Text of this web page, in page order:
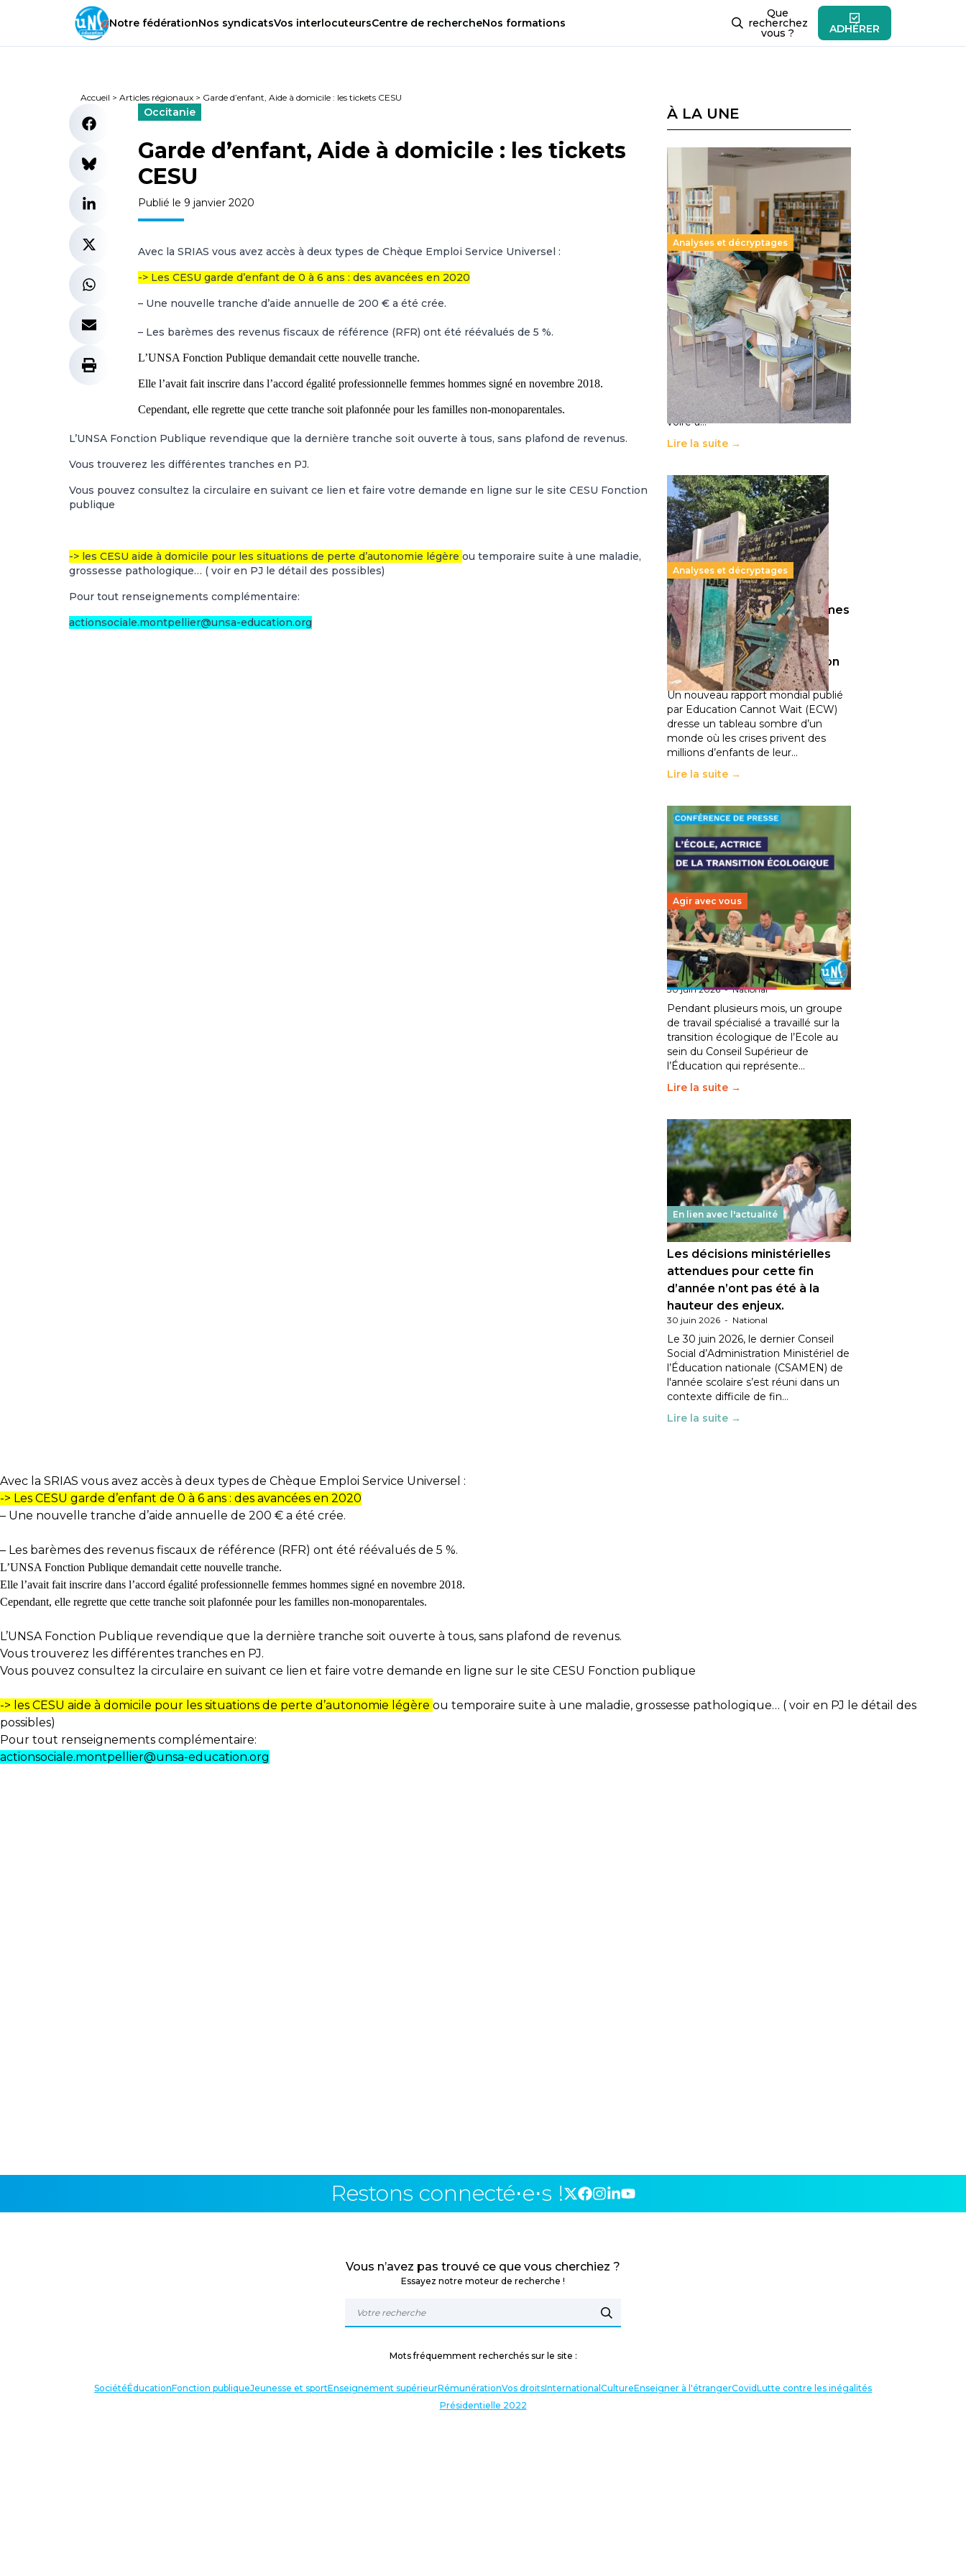
Notre fédérationNos syndicatsVos interlocuteursCentre de rechercheNos formations
Que
recherchez
vous ? ADHÉRER
Accueil > Articles régionaux > Garde d’enfant, Aide à domicile : les tickets CESU
Occitanie
Garde d’enfant, Aide à domicile : les tickets
CESU
Publié le 9 janvier 2020
Avec la SRIAS vous avez accès à deux types de Chèque Emploi Service Universel :
-> Les CESU garde d’enfant de 0 à 6 ans : des avancées en 2020
– Une nouvelle tranche d’aide annuelle de 200 € a été crée.
– Les barèmes des revenus fiscaux de référence (RFR) ont été réévalués de 5 %.
L’UNSA Fonction Publique deman­dait cette nou­velle tran­che.
Elle l’avait fait ins­crire dans l’accord égalité pro­fes­sion­nelle femmes hommes signé en novem­bre 2018.
Cependant, elle regrette que cette tran­che soit pla­fon­née pour les famil­les non-mono­pa­ren­ta­les.
L’UNSA Fonction Publique revendique que la dernière tranche soit ouverte à tous, sans plafond de revenus.
Vous trouverez les différentes tranches en PJ.
Vous pouvez consultez la circulaire en suivant ce lien et faire votre demande en ligne sur le site CESU Fonction
publique
-> les CESU aide à domicile pour les situations de perte d’autonomie légère ou temporaire suite à une maladie,
grossesse pathologique… ( voir en PJ le détail des possibles)
Pour tout renseignements complémentaire:
actionsociale.montpellier@unsa-education.org
À LA UNE
Analyses et décryptages
Supérieur privé : une dérive
qui met à mal la promesse
républicaine
11 juillet 2026- National
Le projet de loi sur la régulation de
l’enseignement supérieur privé met
en lumière l’amplification d’un
système qui relègue l’acte
pédagogique au superfétatoire,
voire à…
Lire la suite →
Analyses et décryptages
258 millions d’enfants victimes
de la guerre, des chocs
climatiques et des
déplacements de population
11 juillet 2026 -National
Un nouveau rapport mondial publié
par Education Cannot Wait (ECW)
dresse un tableau sombre d’un
monde où les crises privent des
millions d’enfants de leur…
Lire la suite →
Agir avec vous
Transition écologique de
l’éducation : l’UNSA Éducation
fait bouger les lignes
30 juin 2026-National
Pendant plusieurs mois, un groupe
de travail spécialisé a travaillé sur la
transition écologique de l’Ecole au
sein du Conseil Supérieur de
l’Éducation qui représente…
Lire la suite →
En lien avec l'actualité
Les décisions ministérielles
attendues pour cette fin
d’année n’ont pas été à la
hauteur des enjeux.
30 juin 2026 - National
Le 30 juin 2026, le dernier Conseil
Social d’Administration Ministériel de
l’Éducation nationale (CSAMEN) de
l'année scolaire s’est réuni dans un
contexte difficile de fin…
Lire la suite →
Avec la SRIAS vous avez accès à deux types de Chèque Emploi Service Universel :
-> Les CESU garde d’enfant de 0 à 6 ans : des avancées en 2020
– Une nouvelle tranche d’aide annuelle de 200 € a été crée.
– Les barèmes des revenus fiscaux de référence (RFR) ont été réévalués de 5 %.
L’UNSA Fonction Publique deman­dait cette nou­velle tran­che.
Elle l’avait fait ins­crire dans l’accord égalité pro­fes­sion­nelle femmes hommes signé en novem­bre 2018.
Cependant, elle regrette que cette tran­che soit pla­fon­née pour les famil­les non-mono­pa­ren­ta­les.
L’UNSA Fonction Publique revendique que la dernière tranche soit ouverte à tous, sans plafond de revenus.
Vous trouverez les différentes tranches en PJ.
Vous pouvez consultez la circulaire en suivant ce lien et faire votre demande en ligne sur le site CESU Fonction publique
-> les CESU aide à domicile pour les situations de perte d’autonomie légère ou temporaire suite à une maladie, grossesse pathologique… ( voir en PJ le détail des
possibles)
Pour tout renseignements complémentaire:
actionsociale.montpellier@unsa-education.org
Restons connecté⋅e⋅s !
Vous n’avez pas trouvé ce que vous cherchiez ?
Essayez notre moteur de recherche !
Mots fréquemment recherchés sur le site :
SociétéÉducationFonction publiqueJeunesse et sportEnseignement supérieurRémunérationVos droitsInternational CultureEnseigner à l'étrangerCovidLutte contre les inégalités
Présidentielle 2022